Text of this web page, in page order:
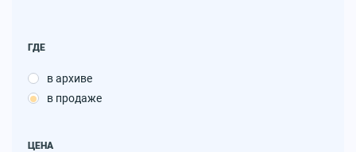
ГДЕ
в архиве
в продаже
ЦЕНА